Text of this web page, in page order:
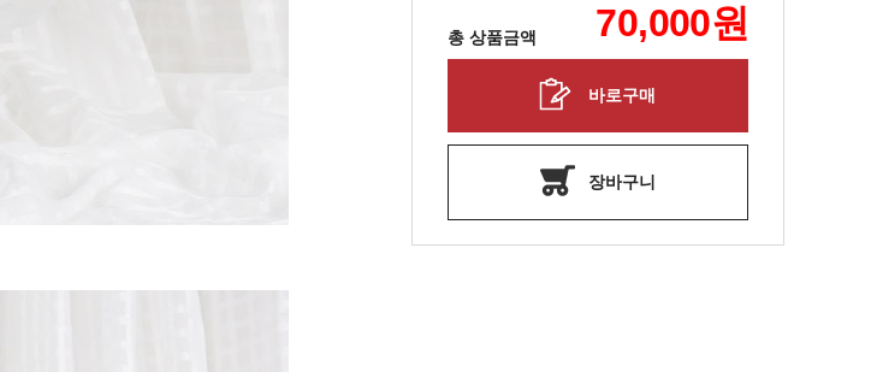
총 상품금액 70,000원
바로구매
장바구니